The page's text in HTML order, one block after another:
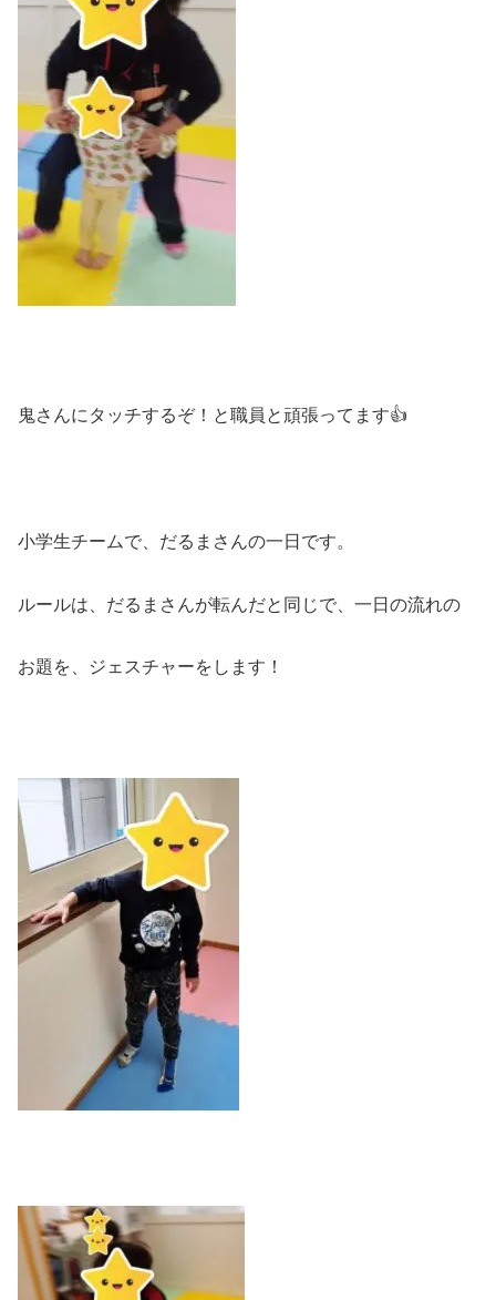
鬼さんにタッチするぞ！と職員と頑張ってます👍
小学生チームで、だるまさんの一日です。
ルールは、だるまさんが転んだと同じで、一日の流れの
お題を、ジェスチャーをします！